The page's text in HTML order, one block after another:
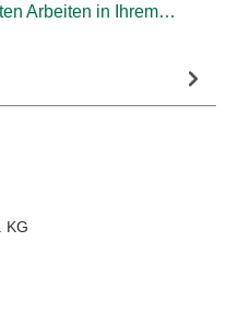
Arbeiten in Ihrem…
KG